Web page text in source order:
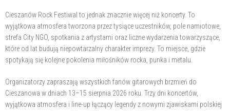
Cieszanów Rock Festiwal to jednak znacznie więcej niż koncerty. To
wyjątkowa atmosfera tworzona przez tysiące uczestników, pole namiotowe,
strefa City NGO, spotkania z artystami oraz liczne wydarzenia towarzyszące,
które od lat budują niepowtarzalny charakter imprezy. To miejsce, gdzie
spotykają się kolejne pokolenia miłośników rocka, punka i metalu.
Organizatorzy zapraszają wszystkich fanów gitarowych brzmień do
Cieszanowa w dniach 13–15 sierpnia 2026 roku. Trzy dni koncertów,
wyjątkowa atmosfera i line-up łączący legendy z nowymi zjawiskami polskiej